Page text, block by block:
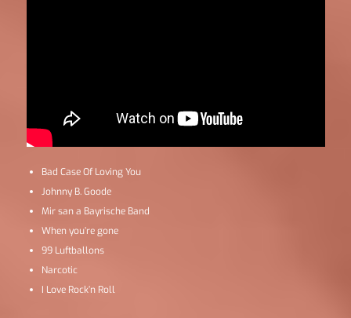
Bad Case Of Loving You
Johnny B. Goode
Mir san a Bayrische Band
When you’re gone
99 Luftballons
Narcotic
I Love Rock’n Roll